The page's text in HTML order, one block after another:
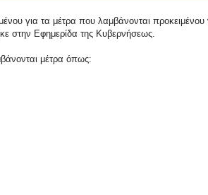
για τα μέτρα που λαμβάνονται προκειμένου
στην Εφημερίδα της Κυβερνήσεως.
μέτρα όπως: